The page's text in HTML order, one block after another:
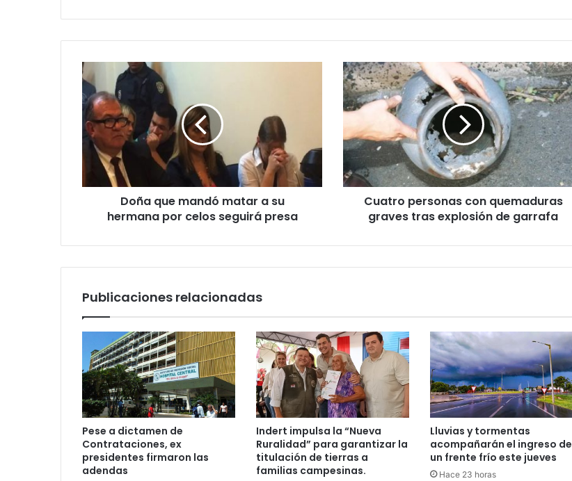
Doña que mandó matar a su
hermana por celos seguirá presa
Cuatro personas con quemaduras
graves tras explosión de garrafa
Publicaciones relacionadas
Pese a dictamen de
Contrataciones, ex
presidentes firmaron las
adendas
Indert impulsa la “Nueva
Ruralidad” para garantizar la
titulación de tierras a
familias campesinas.
Lluvias y tormentas
acompañarán el ingreso de
un frente frío este jueves
Hace 23 horas